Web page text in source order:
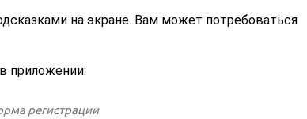
на экране. Вам может потребоваться
приложении: